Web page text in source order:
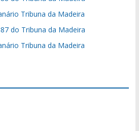
Tribuna da Madeira
do Tribuna da Madeira
Tribuna da Madeira